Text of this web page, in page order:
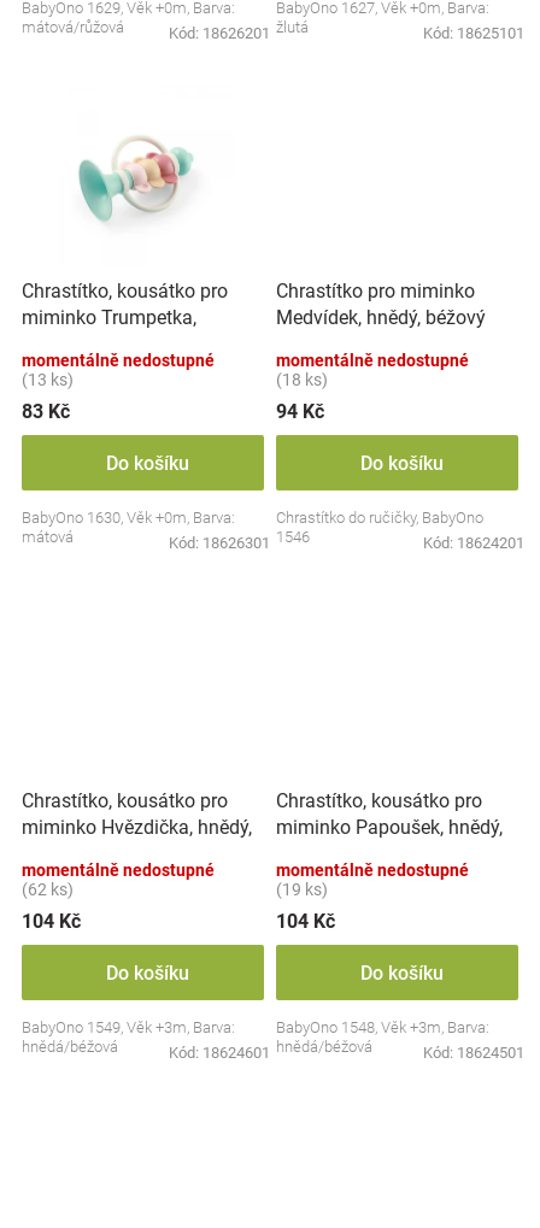
Značky
Přihlášení
BabyOno 1629, Věk +0m, Barva:
mátová/růžová
Kód: 18626201
BabyOno 1627, Věk +0m, Barva:
žlutá
Kód: 18625101
Chrastítko, kousátko pro
miminko Trumpetka,
momentálně nedostupné
(13 ks)
83 Kč
Do košíku
BabyOno 1630, Věk +0m, Barva:
mátová
Kód: 18626301
Chrastítko pro miminko
Medvídek, hnědý, béžový
momentálně nedostupné
(18 ks)
94 Kč
Do košíku
Chrastítko do ručičky, BabyOno
1546
Kód: 18624201
Chrastítko, kousátko pro
miminko Hvězdička, hnědý,
momentálně nedostupné
(62 ks)
104 Kč
Do košíku
BabyOno 1549, Věk +3m, Barva:
hnědá/béžová
Kód: 18624601
Chrastítko, kousátko pro
miminko Papoušek, hnědý,
momentálně nedostupné
(19 ks)
104 Kč
Do košíku
BabyOno 1548, Věk +3m, Barva:
hnědá/béžová
Kód: 18624501